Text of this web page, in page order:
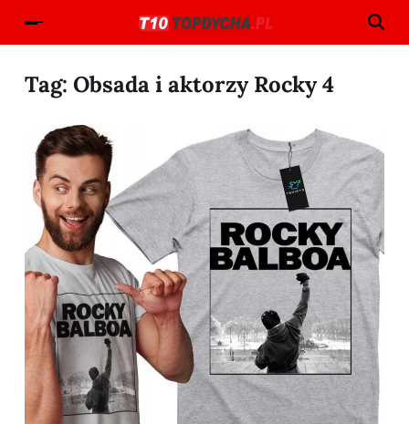
Tag: Obsada i aktorzy Rocky 4